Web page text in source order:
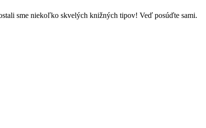
sme niekoľko skvelých knižných tipov! Veď posúďte sami.